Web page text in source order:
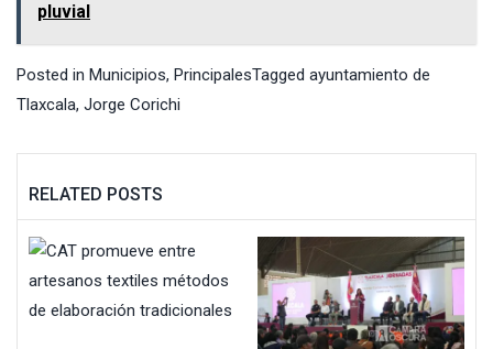
pluvial
Posted in Municipios, PrincipalesTagged ayuntamiento de
Tlaxcala, Jorge Corichi
RELATED POSTS